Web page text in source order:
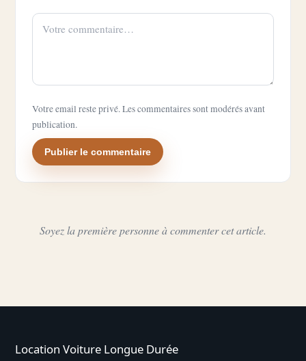
Votre email reste privé. Les commentaires sont modérés avant
publication.
Publier le commentaire
Soyez la première personne à commenter cet article.
Location Voiture Longue Durée